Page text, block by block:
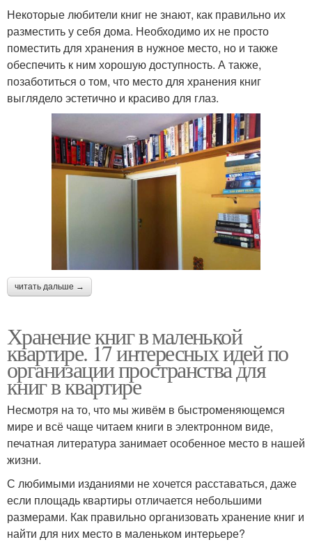
Некоторые любители книг не знают, как правильно их
разместить у себя дома. Необходимо их не просто
поместить для хранения в нужное место, но и также
обеспечить к ним хорошую доступность. А также,
позаботиться о том, что место для хранения книг
выглядело эстетично и красиво для глаз.
читать дальше →
Хранение книг в маленькой
квартире. 17 интересных идей по
организации пространства для
книг в квартире
Несмотря на то, что мы живём в быстроменяющемся
мире и всё чаще читаем книги в электронном виде,
печатная литература занимает особенное место в нашей
жизни.
С любимыми изданиями не хочется расставаться, даже
если площадь квартиры отличается небольшими
размерами. Как правильно организовать хранение книг и
найти для них место в маленьком интерьере?